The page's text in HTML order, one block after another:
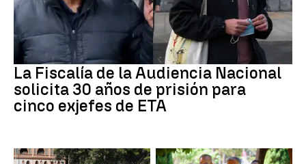
ETA
La Fiscalía de la Audiencia Nacional
solicita 30 años de prisión para
cinco exjefes de ETA